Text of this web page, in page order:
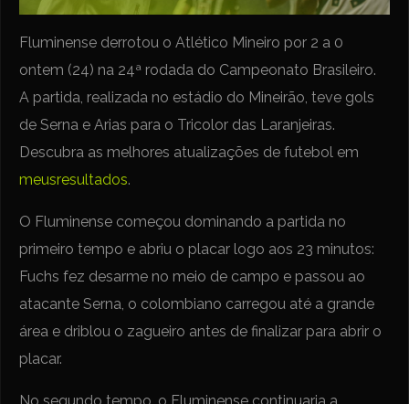
Fluminense derrotou o Atlético Mineiro por 2 a 0
ontem (24) na 24ª rodada do Campeonato Brasileiro.
A partida, realizada no estádio do Mineirão, teve gols
de Serna e Arias para o Tricolor das Laranjeiras.
Descubra as melhores atualizações de futebol em
meusresultados.
O Fluminense começou dominando a partida no
primeiro tempo e abriu o placar logo aos 23 minutos:
Fuchs fez desarme no meio de campo e passou ao
atacante Serna, o colombiano carregou até a grande
área e driblou o zagueiro antes de finalizar para abrir o
placar.